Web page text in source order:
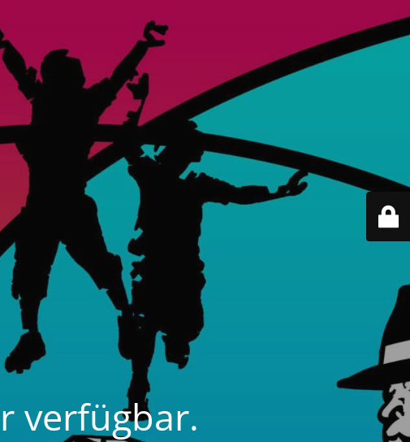
verfügbar.